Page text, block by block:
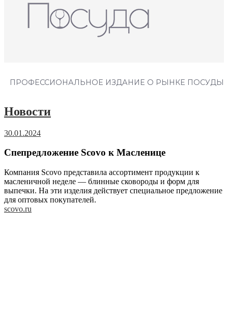
ПРОФЕССИОНАЛЬНОЕ ИЗДАНИЕ О РЫНКЕ ПОСУДЫ
Новости
30.01.2024
Спепредложение Scovo к Масленице
Компания Scovo представила ассортимент продукции к
масленичной неделе — блинные сковороды и форм для
выпечки. На эти изделия действует специальное предложение
для оптовых покупателей.
scovo.ru